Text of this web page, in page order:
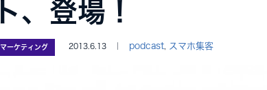
ト、登場！
マーケティング 2013.6.13 ｜ podcast スマホ集客